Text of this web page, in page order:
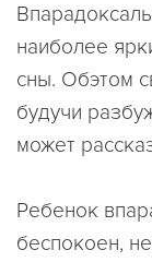
наиболее
сны. Обэтом
будучи
может
Ребенок
беспокоен,